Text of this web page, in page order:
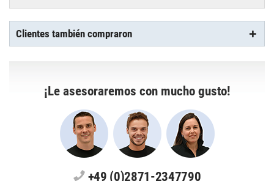
Clientes también compraron
¡Le asesoraremos con mucho gusto!
+49 (0)2871-2347790